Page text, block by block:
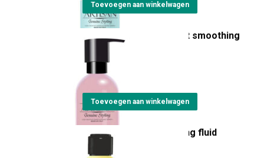
Toevoegen aan winkelwagen
Artisan Lisciolina velvet smoothing
Toevoegen aan winkelwagen
Artisan Oil Lalà modelling fluid
22,00